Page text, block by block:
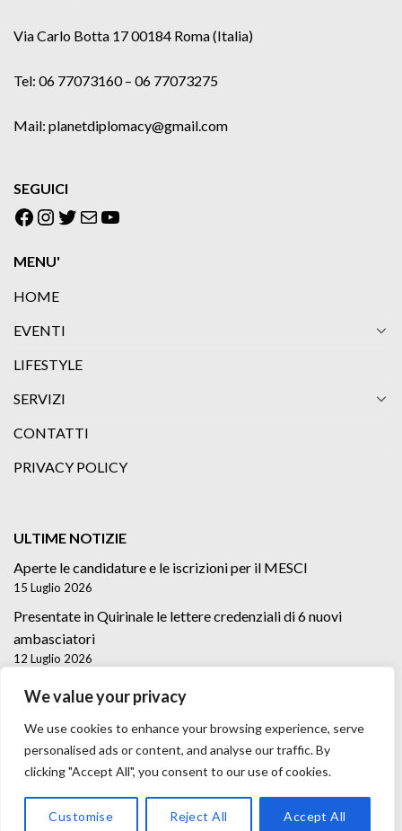
We value your privacy
We use cookies to enhance your browsing experience, serve
personalised ads or content, and analyse our traffic. By
clicking "Accept All", you consent to our use of cookies.
Customise Reject All Accept All
Via Carlo Botta 17 00184 Roma (Italia)
Tel: 06 77073160 – 06 77073275
Mail: planetdiplomacy@gmail.com
SEGUICI
Facebook
Instagram
Twitter
EmailYouTube
MENU'
HOME
EVENTI
LIFESTYLE
SERVIZI
CONTATTI
PRIVACY POLICY
ULTIME NOTIZIE
Aperte le candidature e le iscrizioni per il MESCI
15 Luglio 2026
Presentate in Quirinale le lettere credenziali di 6 nuovi
ambasciatori
12 Luglio 2026
Lettere credenziali di 5 nuovi Ambasciatori